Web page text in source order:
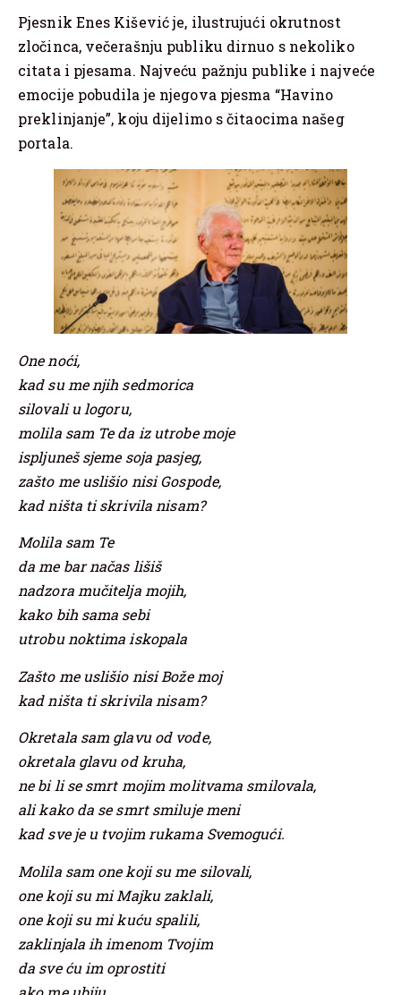
Pjesnik Enes Kišević je, ilustrujući okrutnost
zločinca, večerašnju publiku dirnuo s nekoliko
citata i pjesama. Najveću pažnju publike i najveće
emocije pobudila je njegova pjesma “Havino
preklinjanje”, koju dijelimo s čitaocima našeg
portala.
One noći,
kad su me njih sedmorica
silovali u logoru,
molila sam Te da iz utrobe moje
ispljuneš sjeme soja pasjeg,
zašto me uslišio nisi Gospode,
kad ništa ti skrivila nisam?
Molila sam Te
da me bar načas lišiš
nadzora mučitelja mojih,
kako bih sama sebi
utrobu noktima iskopala
Zašto me uslišio nisi Bože moj
kad ništa ti skrivila nisam?
Okretala sam glavu od vode,
okretala glavu od kruha,
ne bi li se smrt mojim molitvama smilovala,
ali kako da se smrt smiluje meni
kad sve je u tvojim rukama Svemogući.
Molila sam one koji su me silovali,
one koji su mi Majku zaklali,
one koji su mi kuću spalili,
zaklinjala ih imenom Tvojim
da sve ću im oprostiti